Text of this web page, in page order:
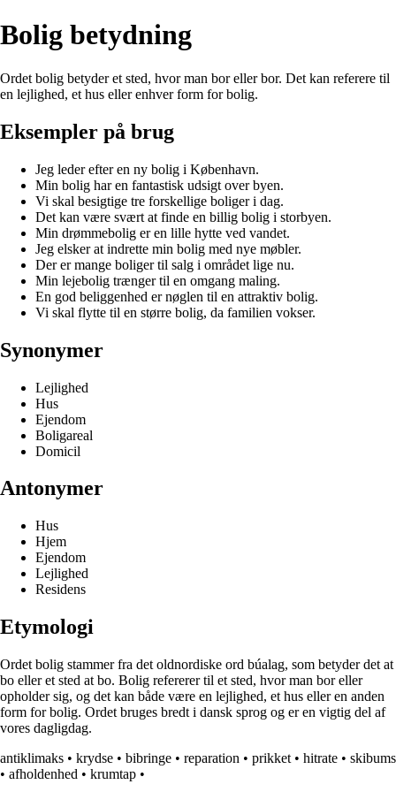
Bolig betydning
Ordet bolig betyder et sted, hvor man bor eller bor. Det kan referere til
en lejlighed, et hus eller enhver form for bolig.
Eksempler på brug
Jeg leder efter en ny bolig i København.
Min bolig har en fantastisk udsigt over byen.
Vi skal besigtige tre forskellige boliger i dag.
Det kan være svært at finde en billig bolig i storbyen.
Min drømmebolig er en lille hytte ved vandet.
Jeg elsker at indrette min bolig med nye møbler.
Der er mange boliger til salg i området lige nu.
Min lejebolig trænger til en omgang maling.
En god beliggenhed er nøglen til en attraktiv bolig.
Vi skal flytte til en større bolig, da familien vokser.
Synonymer
Lejlighed
Hus
Ejendom
Boligareal
Domicil
Antonymer
Hus
Hjem
Ejendom
Lejlighed
Residens
Etymologi
Ordet bolig stammer fra det oldnordiske ord búalag, som betyder det at
bo eller et sted at bo. Bolig refererer til et sted, hvor man bor eller
opholder sig, og det kan både være en lejlighed, et hus eller en anden
form for bolig. Ordet bruges bredt i dansk sprog og er en vigtig del af
vores dagligdag.
antiklimaks • krydse • bibringe • reparation • prikket • hitrate • skibums
• afholdenhed • krumtap •